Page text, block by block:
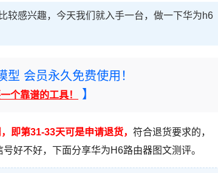
较感兴趣，今天我们就入手一台，做一下华为h6
会员永久免费使用！
个靠谱的工具！ 】
即第31-33天可是申请退货， 符合退货要求的，
号好不好，下面分享华为H6路由器图文测评。